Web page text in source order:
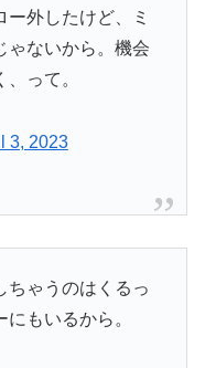
外したけど、ミ
ゃないから。機会
って。
3, 2023
ちゃうのはくるっ
もいるから。